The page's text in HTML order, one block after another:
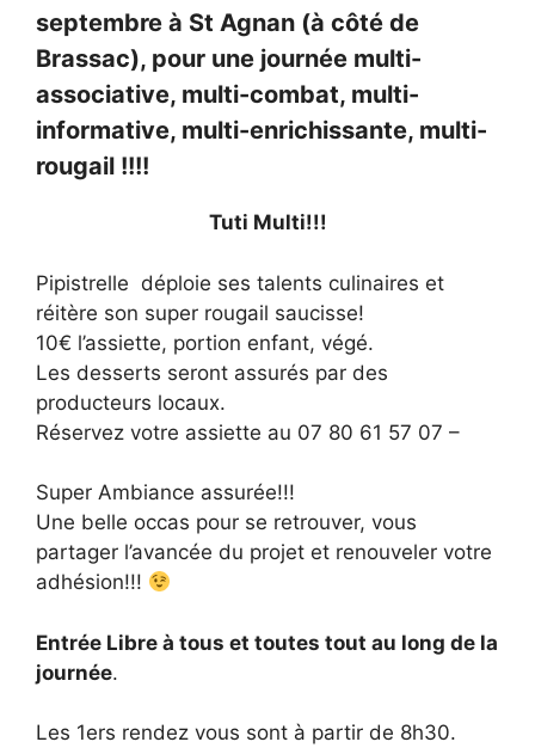
septembre à St Agnan (à côté de
Brassac), pour une journée multi-
associative, multi-combat, multi-
informative, multi-enrichissante, multi-
rougail !!!!
Tuti Multi!!!
Pipistrelle déploie ses talents culinaires et
réitère son super rougail saucisse!
10€ l’assiette, portion enfant, végé.
Les desserts seront assurés par des
producteurs locaux.
Réservez votre assiette au 07 80 61 57 07 –
Super Ambiance assurée!!!
Une belle occas pour se retrouver, vous
partager l’avancée du projet et renouveler votre
adhésion!!!
Entrée Libre à tous et toutes tout au long de la
journée.
Les 1ers rendez vous sont à partir de 8h30.